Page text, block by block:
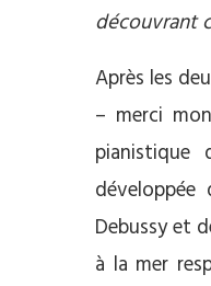
découvrant
Après les
– merci
pianistique
Debussy et
à la mer